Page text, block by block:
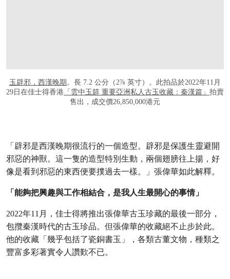
⽟辟邪，西漢晚期 。長 7.2 公分（2⅞ 英寸）。此拍品於2022年11月
29日在佳士得香港 「雲中玉筵 重要亞洲私人古玉收藏：秦漢篇」 拍賣
售出，成交價26,850,000港元
「辟邪是西漢晚期很流行的一個造型。辟邪是保護生靈避開
邪惡的神獸。這一隻的造型特別生動，兩個翅膀往上揚，好
像是看到邪惡的東西便要撲過去一樣。」張偉華如此解釋。
「能夠把興趣與工作相結合，是我人生最開心的事情」
2022年11月，佳士得將推出張偉華古玉珍藏的最後一部分，
包攬秦漢時代的古玉珍品。但張偉華的收藏絕不止步於此。
他的收藏「幾乎包括了瓷銅書玉」，各類古董文物，種類之
豐富多彩著實令人讚歎不已。